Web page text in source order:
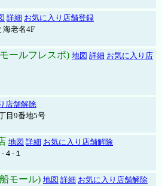
詳細 お気に入り店舗登録
海老名4F
ールフレスポ) 地図 詳細 お気に入り店
店舗解除
目9番地5号
地図 詳細 お気に入り店舗解除
４-１
モール) 地図 詳細 お気に入り店舗解除